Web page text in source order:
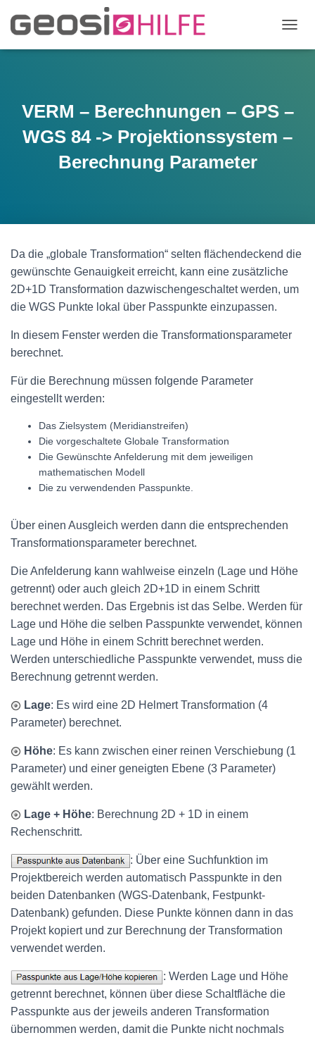
A
T
O
H
L
N
VERM – Berechnungen – GPS –
WGS 84 -> Projektionssystem –
Berechnung Parameter
Da die „globale Transformation“ selten flächendeckend die
gewünschte Genauigkeit erreicht, kann eine zusätzliche
2D+1D Transformation dazwischengeschaltet werden, um
die WGS Punkte lokal über Passpunkte einzupassen.
In diesem Fenster werden die Transformationsparameter
berechnet.
Für die Berechnung müssen folgende Parameter
eingestellt werden:
Das Zielsystem (Meridianstreifen)
Die vorgeschaltete Globale Transformation
Die Gewünschte Anfelderung mit dem jeweiligen
mathematischen Modell
Die zu verwendenden Passpunkte.
Über einen Ausgleich werden dann die entsprechenden
Transformationsparameter berechnet.
Die Anfelderung kann wahlweise einzeln (Lage und Höhe
getrennt) oder auch gleich 2D+1D in einem Schritt
berechnet werden. Das Ergebnis ist das Selbe. Werden für
Lage und Höhe die selben Passpunkte verwendet, können
Lage und Höhe in einem Schritt berechnet werden.
Werden unterschiedliche Passpunkte verwendet, muss die
Berechnung getrennt werden.
Lage: Es wird eine 2D Helmert Transformation (4
Parameter) berechnet.
Höhe: Es kann zwischen einer reinen Verschiebung (1
Parameter) und einer geneigten Ebene (3 Parameter)
gewählt werden.
Lage + Höhe: Berechnung 2D + 1D in einem
Rechenschritt.
: Über eine Suchfunktion im
Projektbereich werden automatisch Passpunkte in den
beiden Datenbanken (WGS-Datenbank, Festpunkt-
Datenbank) gefunden. Diese Punkte können dann in das
Projekt kopiert und zur Berechnung der Transformation
verwendet werden.
: Werden Lage und Höhe
getrennt berechnet, können über diese Schaltfläche die
Passpunkte aus der jeweils anderen Transformation
übernommen werden, damit die Punkte nicht nochmals